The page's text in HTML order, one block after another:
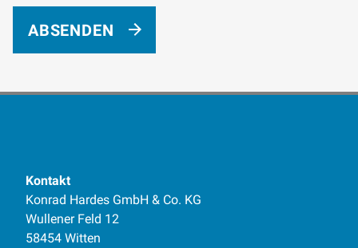
ABSENDEN
Kontakt
Konrad Hardes GmbH & Co. KG
Wullener Feld 12
58454 Witten